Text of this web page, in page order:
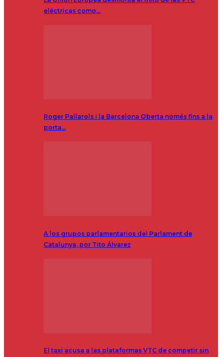
eléctricas como…
Roger Pallarols i la Barcelona Oberta només fins a la
porta…
A los grupos parlamentarios del Parlament de
Catalunya, por Tito Álvarez
El taxi acusa a las plataformas VTC de competir sin